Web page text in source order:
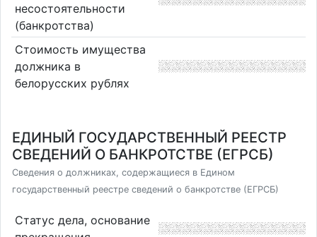
несостоятельности
(банкротства)
Стоимость имущества
должника в
белорусских рублях
ЕДИНЫЙ ГОСУДАРСТВЕННЫЙ РЕЕСТР
СВЕДЕНИЙ О БАНКРОТСТВЕ (ЕГРСБ)
Сведения о должниках, содержащиеся в Едином
государственный реестре сведений о банкротстве (ЕГРСБ)
Статус дела, основание